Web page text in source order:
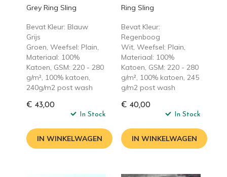
Grey Ring Sling
Bevat Kleur: Blauw
Grijs
Groen, Weefsel: Plain,
Materiaal: 100%
Katoen, GSM: 220 - 280
g/m², 100% katoen,
240g/m2 post wash
€ 43,00
In Stock
IN WINKELWAGEN
Ring Sling
Bevat Kleur:
Regenboog
Wit, Weefsel: Plain,
Materiaal: 100%
Katoen, GSM: 220 - 280
g/m², 100% katoen, 245
g/m2 post wash
€ 40,00
In Stock
IN WINKELWAGEN